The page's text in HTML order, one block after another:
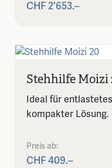
CHF 2'653.–
Stehhilfe Moizi
Ideal für
kompakter Lösung.
Preis ab:
CHF 409.–